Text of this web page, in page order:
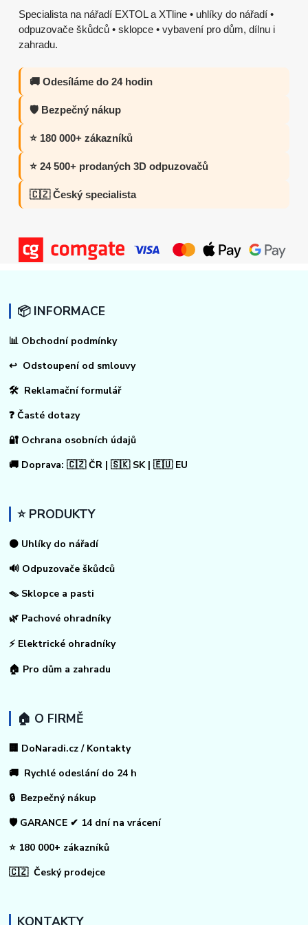
Specialista na nářadí EXTOL a XTline • uhlíky do nářadí •
odpuzovače škůdců • sklopce • vybavení pro dům, dílnu i
zahradu.
🚚 Odesíláme do 24 hodin
🛡️ Bezpečný nákup
⭐ 180 000+ zákazníků
⭐ 24 500+ prodaných 3D odpuzovačů
🇨🇿 Český specialista
📦 INFORMACE
📊 Obchodní podmínky
↩ Odstoupení od smlouvy
🛠 Reklamační formulář
❓ Časté dotazy
🔐 Ochrana osobních údajů
🚚 Doprava: 🇨🇿 ČR | 🇸🇰 SK | 🇪🇺 EU
⭐ PRODUKTY
⚫ Uhlíky do nářadí
🔊 Odpuzovače škůdců
🪤 Sklopce a pasti
🌿 Pachové ohradníky
⚡ Elektrické ohradníky
🏠 Pro dům a zahradu
🏠 O FIRMĚ
🏢 DoNaradi.cz / Kontakty
🚚 Rychlé odeslání do 24 h
🔒 Bezpečný nákup
🛡️ GARANCE ✔ 14 dní na vrácení
⭐ 180 000+ zákazníků
🇨🇿 Český prodejce
KONTAKTY